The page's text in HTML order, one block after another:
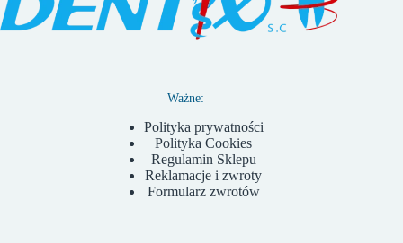
Ważne:
Polityka prywatności
Polityka Cookies
Regulamin Sklepu
Reklamacje i zwroty
Formularz zwrotów